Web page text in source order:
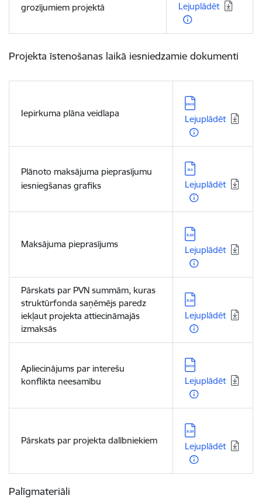
grozījumiem projektā
Lejuplādēt
Projekta īstenošanas laikā iesniedzamie dokumenti
Iepirkuma plāna veidlapa
Lejupielādēt:
Lejuplādēt
Plānoto maksājuma pieprasījumu
iesniegšanas grafiks
Lejupielādēt:
Lejuplādēt
Maksājuma pieprasījums
Lejupielādēt:
Lejuplādēt
Pārskats par PVN summām, kuras
struktūrfonda saņēmējs paredz
iekļaut projekta attiecināmajās
izmaksās
Lejupielādēt:
Lejuplādēt
Apliecinājums par interešu
konflikta neesamību
Lejupielādēt:
Lejuplādēt
Pārskats par projekta dalībniekiem
Lejupielādēt:
Lejuplādēt
Palīgmateriāli